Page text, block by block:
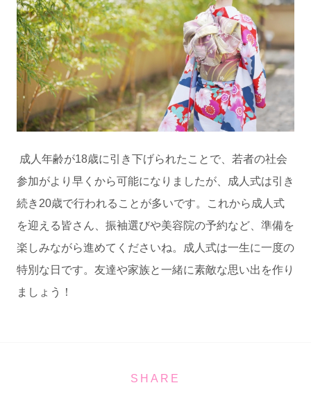
成人年齢が18歳に引き下げられたことで、若者の社会
参加がより早くから可能になりましたが、成人式は引き
続き20歳で行われることが多いです。これから成人式
を迎える皆さん、振袖選びや美容院の予約など、準備を
楽しみながら進めてくださいね。成人式は一生に一度の
特別な日です。友達や家族と一緒に素敵な思い出を作り
ましょう！
SHARE